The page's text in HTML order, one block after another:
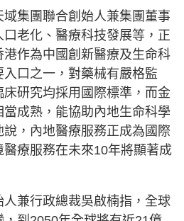
集團聯合創始人兼集團董事
老化、醫療科技發展等，正
作為中國創新醫療及生命科
口之一，對藥械有嚴格監
研究均採用國際標準，而金
成熟，能協助內地生命科學
，內地醫療服務正成為國際
療服務在未來10年將顯著成
兼行政總裁吳啟楠指，全球